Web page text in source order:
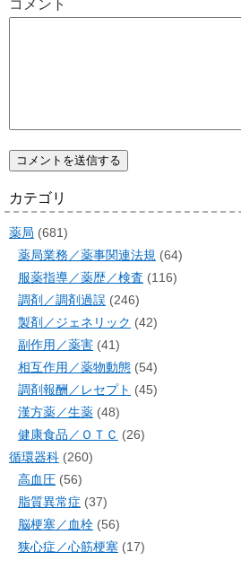
コメント
カテゴリ
薬局 (681)
薬局業務／薬事関連法規 (64)
服薬指導／薬歴／検査 (116)
調剤／調剤過誤 (246)
製剤／ジェネリック (42)
副作用／薬害 (41)
相互作用／薬物動態 (54)
調剤報酬／レセプト (45)
漢方薬／生薬 (48)
健康食品／ＯＴＣ (26)
循環器科 (260)
高血圧 (56)
脂質異常症 (37)
脳梗塞／血栓 (56)
狭心症／心筋梗塞 (17)